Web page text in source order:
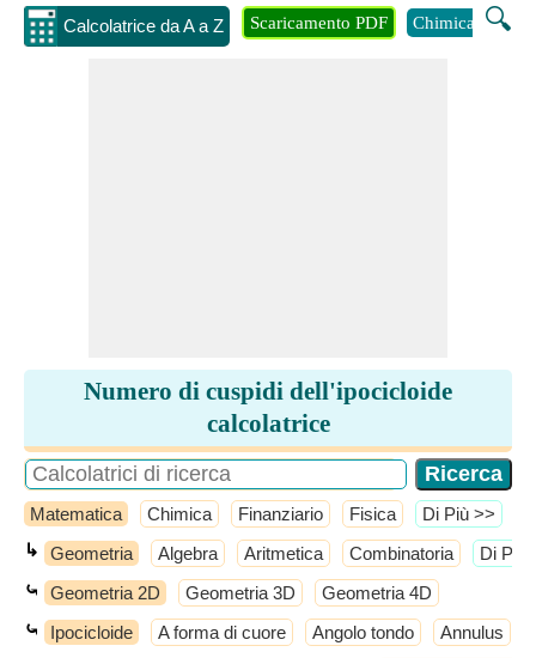
Calcolatrice da A a Z 🔍
Scaricamento PDF Chimica
Numero di cuspidi dell'ipocicloide
calcolatrice
Matematica Chimica Finanziario Fisica ​Di Più >>
↳ Geometria Algebra Aritmetica Combinatoria ​Di Più
⤿ Geometria 2D Geometria 3D Geometria 4D
⤿ Ipocicloide A forma di cuore Angolo tondo Annulus